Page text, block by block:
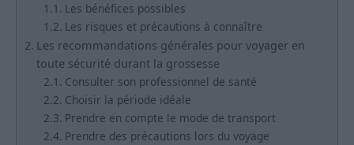
Les bénéfices possibles
Les risques et précautions à connaître
Les recommandations générales pour voyager en
toute sécurité durant la grossesse
Consulter son professionnel de santé
Choisir la période idéale
Prendre en compte le mode de transport
Prendre des précautions lors du voyage